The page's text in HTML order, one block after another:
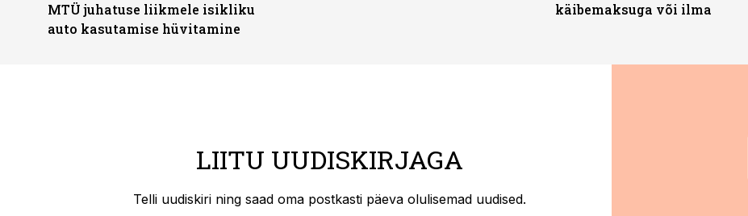
MTÜ juhatuse liikmele isikliku
auto kasutamise hüvitamine
käibemaksuga või ilma
LIITU UUDISKIRJAGA
Telli uudiskiri ning saad oma postkasti päeva olulisemad uudised.